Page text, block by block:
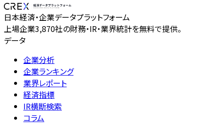
日本経済・企業データプラットフォーム
上場企業3,870社の財務・IR・業界統計を無料で提供。
データ
企業分析
企業ランキング
業界レポート
経済指標
IR横断検索
コラム